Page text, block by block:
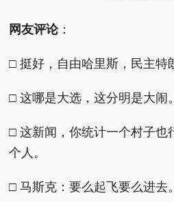
网友评论：
□ 挺好，自由哈里斯，民主特
□ 这哪是大选，这分明是大闹。
□ 这新闻，你统计一个村子也
个人。
□ 马斯克：要么起飞要么进去。